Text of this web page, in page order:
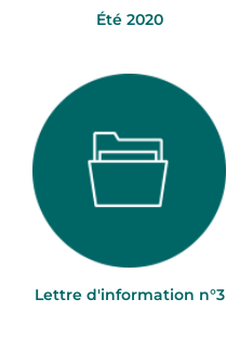
Été 2020
Lettre d'information n°3